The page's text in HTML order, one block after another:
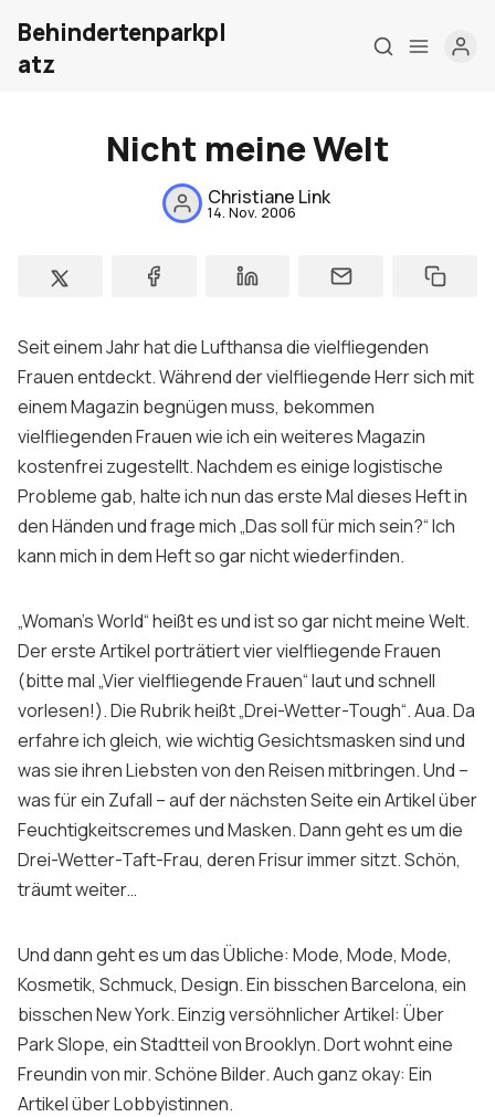
Meine Firma
London Barrierefrei
Kontakt
Sign up
Behindertenparkpl
atz
Nicht meine Welt
Christiane Link
14. Nov. 2006
Seit einem Jahr hat die Lufthansa die vielfliegenden
Frauen entdeckt. Während der vielfliegende Herr sich mit
einem Magazin begnügen muss, bekommen
vielfliegenden Frauen wie ich ein weiteres Magazin
kostenfrei zugestellt. Nachdem es einige logistische
Probleme gab, halte ich nun das erste Mal dieses Heft in
den Händen und frage mich „Das soll für mich sein?“ Ich
kann mich in dem Heft so gar nicht wiederfinden.
„Woman’s World“heißt es und ist so gar nicht meine Welt.
Der erste Artikel porträtiert vier vielfliegende Frauen
(bitte mal „Vier vielfliegende Frauen“ laut und schnell
vorlesen!). Die Rubrik heißt „Drei-Wetter-Tough“. Aua. Da
erfahre ich gleich, wie wichtig Gesichtsmasken sind und
was sie ihren Liebsten von den Reisen mitbringen. Und –
was für ein Zufall – auf der nächsten Seite ein Artikel über
Feuchtigkeitscremes und Masken. Dann geht es um die
Drei-Wetter-Taft-Frau, deren Frisur immer sitzt. Schön,
träumt weiter…
Und dann geht es um das Übliche: Mode, Mode, Mode,
Kosmetik, Schmuck, Design. Ein bisschen Barcelona, ein
bisschen New York. Einzig versöhnlicher Artikel: Über
Park Slope, ein Stadtteil vonBrooklyn. Dort wohnt eine
Freundin von mir. Schöne Bilder. Auch ganz okay: Ein
Artikel über Lobbyistinnen.